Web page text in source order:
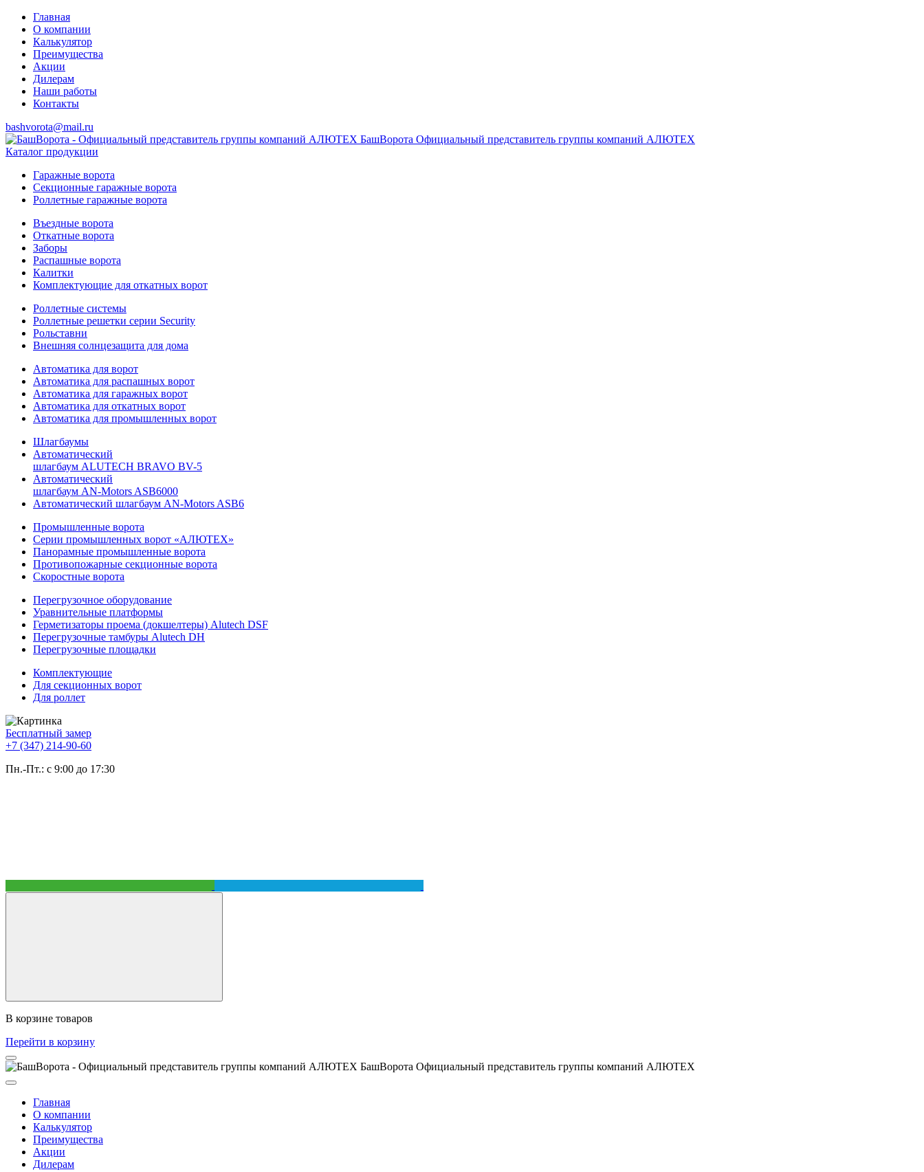
Главная
О компании
Калькулятор
Преимущества
Акции
Дилерам
Наши работы
Контакты
bashvorota@mail.ru
БашВорота Официальный представитель группы компаний АЛЮТЕХ
Каталог продукции
Гаражные ворота
Секционные гаражные ворота
Роллетные гаражные ворота
Въездные ворота
Откатные ворота
Заборы
Распашные ворота
Калитки
Комплектующие для откатных ворот
Роллетные системы
Роллетные решетки серии Security
Рольставни
Внешняя солнцезащита для дома
Автоматика для ворот
Автоматика для распашных ворот
Автоматика для гаражных ворот
Автоматика для откатных ворот
Автоматика для промышленных ворот
Шлагбаумы
Автоматический
шлагбаум ALUTECH BRAVO BV-5
Автоматический
шлагбаум AN-Motors ASB6000
Автоматический шлагбаум AN-Motors ASB6
Промышленные ворота
Серии промышленных ворот «АЛЮТЕХ»
Панорамные промышленные ворота
Противопожарные секционные ворота
Скоростные ворота
Перегрузочное оборудование
Уравнительные платформы
Герметизаторы проема (докшелтеры) Alutech DSF
Перегрузочные тамбуры Alutech DH
Перегрузочные площадки
Комплектующие
Для секционных ворот
Для роллет
Бесплатный замер
+7 (347) 214-90-60
Пн.-Пт.: с 9:00 до 17:30
В корзине товаров
Перейти в корзину
БашВорота Официальный представитель группы компаний АЛЮТЕХ
Главная
О компании
Калькулятор
Преимущества
Акции
Дилерам